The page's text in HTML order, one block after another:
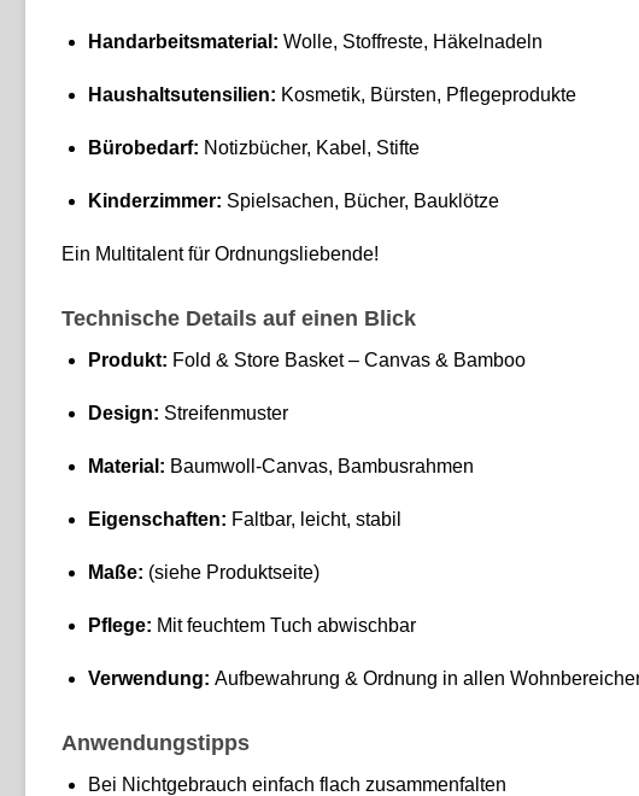
Handarbeitsmaterial: Wolle, Stoffreste, Häkelnadeln
Haushaltsutensilien: Kosmetik, Bürsten, Pflegeprodukte
Bürobedarf: Notizbücher, Kabel, Stifte
Kinderzimmer: Spielsachen, Bücher, Bauklötze
Ein Multitalent für Ordnungsliebende!
Technische Details auf einen Blick
Produkt: Fold & Store Basket – Canvas & Bamboo
Design: Streifenmuster
Material: Baumwoll-Canvas, Bambusrahmen
Eigenschaften: Faltbar, leicht, stabil
Maße: (siehe Produktseite)
Pflege: Mit feuchtem Tuch abwischbar
Verwendung: Aufbewahrung & Ordnung in allen
Anwendungstipps
Bei Nichtgebrauch einfach flach zusammenfalten